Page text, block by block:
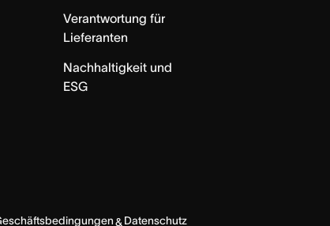
Verantwortung für
Lieferanten
Nachhaltigkeit und
ESG
& Datenschutz